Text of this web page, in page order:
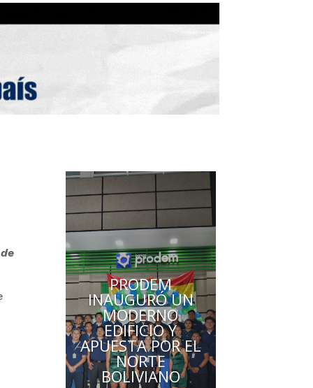
PRODEM
INAUGURÓ UN
MODERNO
EDIFICIO Y
APUESTA POR EL
NORTE
BOLIVIANO